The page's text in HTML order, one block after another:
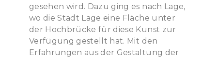
gesehen wird. Dazu ging es nach Lage,
wo die Stadt Lage eine Fläche unter
der Hochbrücke für diese Kunst zur
Verfügung gestellt hat. Mit den
Erfahrungen aus der Gestaltung der